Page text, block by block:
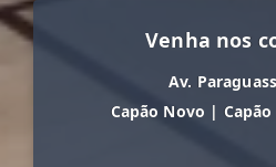
Venha nos
Av.
Capão Novo |